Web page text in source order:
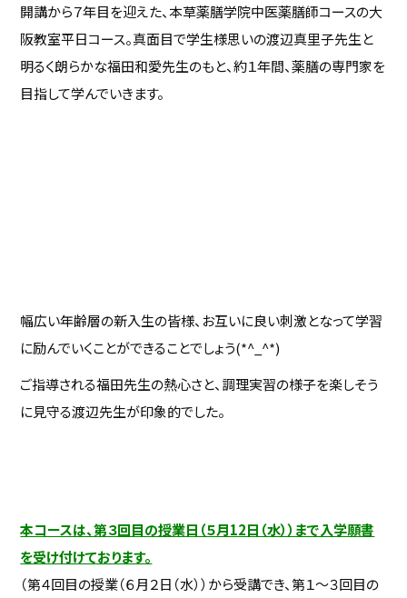
開講から７年目を迎えた、本草薬膳学院中医薬膳師コースの大
阪教室平日コース。真面目で学生様思いの渡辺真里子先生と
明るく朗らかな福田和愛先生のもと、約１年間、薬膳の専門家を
目指して学んでいきます。
幅広い年齢層の新入生の皆様、お互いに良い刺激となって学習
に励んでいくことができることでしょう(*^_^*)
ご指導される福田先生の熱心さと、調理実習の様子を楽しそう
に見守る渡辺先生が印象的でした。
本コースは、第３回目の授業日（５月12日（水））まで入学願書
を受け付けております。
（第４回目の授業（６月２日（水））から受講でき、第１～３回目の